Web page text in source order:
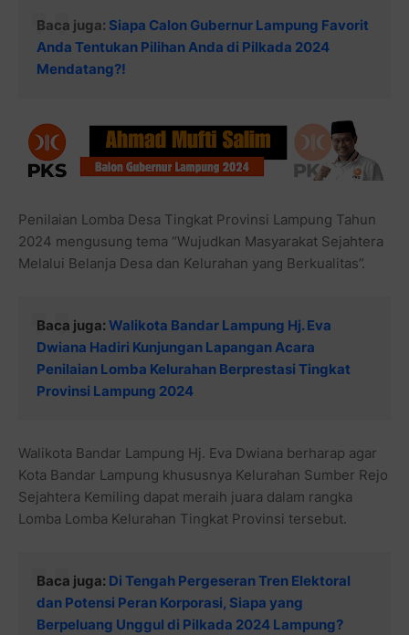
Baca juga: Siapa Calon Gubernur Lampung Favorit
Anda Tentukan Pilihan Anda di Pilkada 2024
Mendatang?!
Penilaian Lomba Desa Tingkat Provinsi Lampung Tahun
2024 mengusung tema “Wujudkan Masyarakat Sejahtera
Melalui Belanja Desa dan Kelurahan yang Berkualitas”.
Baca juga: Walikota Bandar Lampung Hj. Eva
Dwiana Hadiri Kunjungan Lapangan Acara
Penilaian Lomba Kelurahan Berprestasi Tingkat
Provinsi Lampung 2024
Walikota Bandar Lampung Hj. Eva Dwiana berharap agar
Kota Bandar Lampung khususnya Kelurahan Sumber Rejo
Sejahtera Kemiling dapat meraih juara dalam rangka
Lomba Lomba Kelurahan Tingkat Provinsi tersebut.
Baca juga: Di Tengah Pergeseran Tren Elektoral
dan Potensi Peran Korporasi, Siapa yang
Berpeluang Unggul di Pilkada 2024 Lampung?